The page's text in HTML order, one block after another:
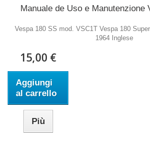
Manuale de Uso e Manutenzione
Vespa 180 SS mod. VSC1T Vespa 180
1964 Inglese
15,00 €
Aggiungi
al carrello
Più